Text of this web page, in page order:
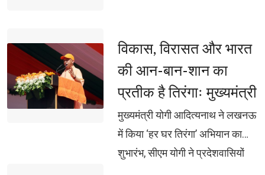
विकास, विरासत और भारत
की आन-बान-शान का
प्रतीक है तिरंगाः मुख्यमंत्री
मुख्यमंत्री योगी आदित्यनाथ ने लखनऊ
में किया ‘हर घर तिरंगा’ अभियान का
शुभारंभ, सीएम योगी ने प्रदेशवासियों